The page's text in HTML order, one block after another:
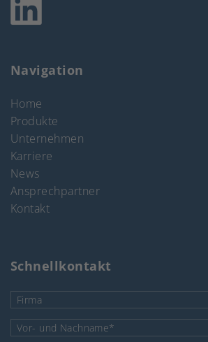
Navigation
Home
Produkte
Unternehmen
Karriere
News
Ansprechpartner
Kontakt
Schnellkontakt
Firma
Pflichtfeld
Vor- und Nachname